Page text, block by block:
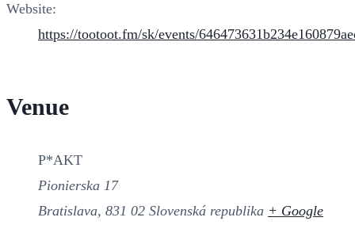
Website:
https://tootoot.fm/sk/events/
Venue
P*AKT
Pionierska 17
Bratislava, 831 02 Slovenská republika + Google